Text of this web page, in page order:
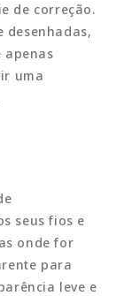
de correção.
desenhadas,
uma
seus fios e
onde for
para
leve e